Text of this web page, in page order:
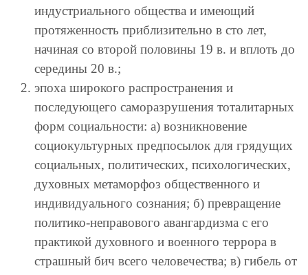
индустриального общества и имеющий
протяженность приблизительно в сто лет,
начиная со второй половины 19 в. и вплоть до
середины 20 в.;
эпоха широкого распространения и
последующего саморазрушения тоталитарных
форм социальности: а) возникновение
социокультурных предпосылок для грядущих
социальных, политических, психологических,
духовных метаморфоз общественного и
индивидуального сознания; б) превращение
политико-неправового авангардизма с его
практикой духовного и военного террора в
страшный бич всего человечества; в) гибель от